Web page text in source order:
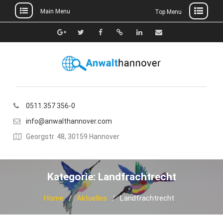
to
Main Menu Top Menu
Google+TwitterFacebook
Xing Linkedin
E-
0511.357 356-0
info@anwalthannover.com
Georgstr. 48, 30159 Hannover
Kategorie: Landfrachtrecht
Home Aktuelles Landfrachtrecht